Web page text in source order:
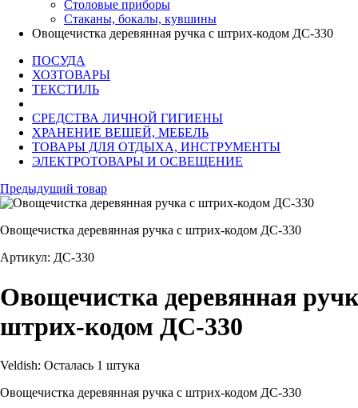
Столовые приборы
Стаканы, бокалы, кувшины
Овощечистка деревянная ручка с штрих-кодом ДС-330
ПОСУДА
ХОЗТОВАРЫ
ТЕКСТИЛЬ
СРЕДСТВА ЛИЧНОЙ ГИГИЕНЫ
ХРАНЕНИЕ ВЕЩЕЙ, МЕБЕЛЬ
ТОВАРЫ ДЛЯ ОТДЫХА, ИНСТРУМЕНТЫ
ЭЛЕКТРОТОВАРЫ И ОСВЕЩЕНИЕ
Предыдущий товар
Овощечистка деревянная ручка с штрих-кодом ДС-330
Артикул: ДС-330
Овощечистка деревянная
штрих-кодом ДС-330
Veldish: Осталась 1 штука
Овощечистка деревянная ручка с штрих-кодом ДС-330